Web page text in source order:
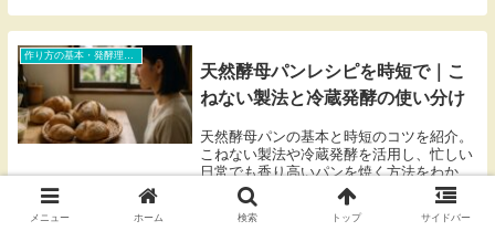
天然酵母パンレシピを時短で｜こ
ねない製法と冷蔵発酵の使い分け
天然酵母パンの基本と時短のコツを紹介。
こねない製法や冷蔵発酵を活用し、忙しい
日常でも香り高いパンを焼く方法をわかり
やすく解説します。
メニュー ホーム 検索 トップ サイドバー